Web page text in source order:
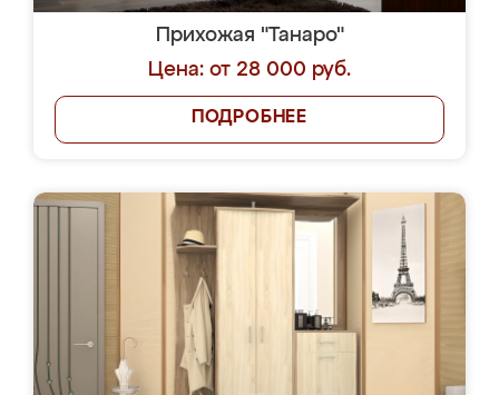
Прихожая "Танаро"
Цена: от 28 000 руб.
ПОДРОБНЕЕ